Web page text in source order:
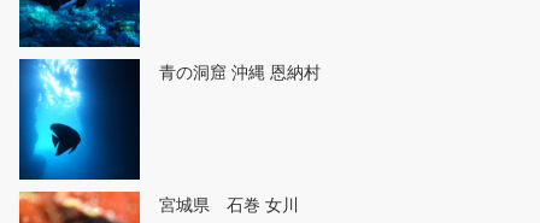
青の洞窟 沖縄 恩納村
宮城県 石巻 女川